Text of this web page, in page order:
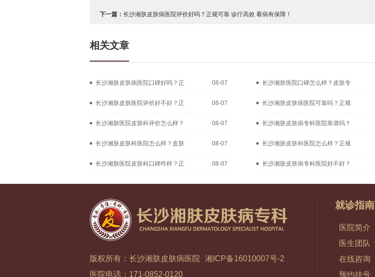
下一篇： 长沙湘肤皮肤病医院评价好吗？正规可靠 诊疗高效 看病有保障！
相关文章
长沙湘肤皮肤病医院口碑好吗？正 08-07 长沙湘肤医院口碑怎么样？皮肤专
长沙湘肤皮肤医院评价好不好？正 08-07 长沙湘肤皮肤病医院可靠吗？正规
长沙湘肤医院皮肤科评价怎么样？ 08-07 长沙湘肤皮肤病专科医院靠谱吗？
长沙湘肤皮肤科医院怎么样？皮肤 08-07 长沙湘肤皮肤科医院怎么样？正规
长沙湘肤医院皮肤科口碑咋样？正 08-07 长沙湘肤皮肤病专科医院好不好？
版权所有：长沙湘肤皮肤病医院
湘ICP备16010007号-2
医院电话：171-0852-0120
就诊指南
医院简介
医生团队
在线咨询
预约挂号